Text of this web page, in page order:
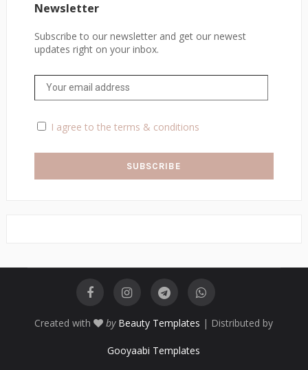
Newsletter
Subscribe to our newsletter and get our newest
updates right on your inbox.
I agree to the terms & conditions
Created with by Beauty Templates | Distributed by
Gooyaabi Templates